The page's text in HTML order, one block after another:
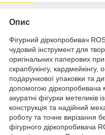
Опис
Фігурний діркопробивач
чудовий інструмент для
оригінальних паперових
скрапбукінгу,
подарункової упаковки та
допомогою діркопробивача
акуратні фігурки метеликів
конструкція та надійний
роботу та точне вирізання
фігурного діркопробивача